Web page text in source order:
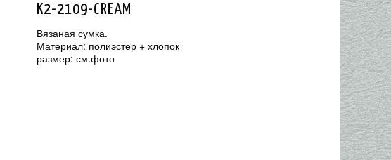
K2-2109-CREAM
Вязаная сумка.
Материал: полиэстер + хлопок
размер: см.фото